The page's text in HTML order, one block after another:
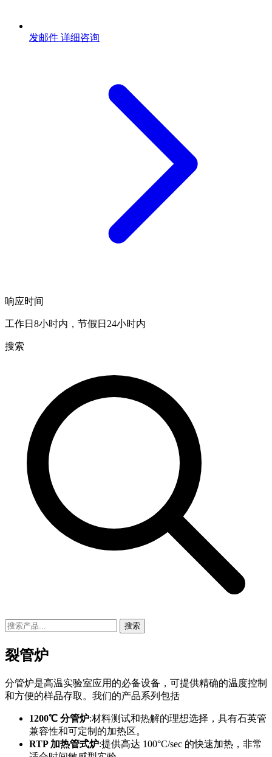
发邮件 详细咨询
响应时间
工作日8小时内，节假日24小时内
搜索
搜索
裂管炉
分管炉是高温实验室应用的必备设备，可提供精确的温度控制
和方便的样品存取。我们的产品系列包括
1200℃ 分管炉:材料测试和热解的理想选择，具有石英管
兼容性和可定制的加热区。
RTP 加热管式炉:提供高达 100°C/sec 的快速加热，非常